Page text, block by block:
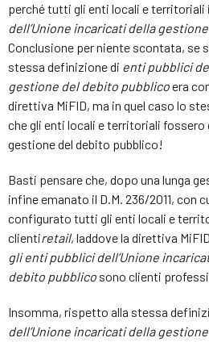
perché tutti gli enti locali e territoriali
dell’Unione incaricati della
Conclusione per niente scontata, se
stessa definizione di enti pubblici
gestione del debito pubblicoera
direttiva MiFID, ma in quel caso lo
che gli enti locali e territoriali fossero
gestione del debito pubblico!
Basti pensare che, dopo una lunga
infine emanato il D.M. 236/2011, con
configurato tutti gli enti locali e
clientiretail, laddove la direttiva
gli enti pubblici dell’Unione
debito pubblico sono clienti
Insomma, rispetto alla stessa
dell’Unione incaricati della